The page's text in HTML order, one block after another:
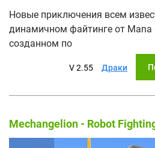
Новые приключения всем
динамичном файтинге от Mana
созданном по
V 2.55 Драки
Mechangelion - Robot